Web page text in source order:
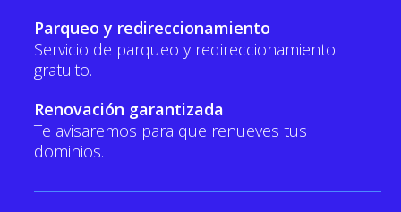
Parqueo y redireccionamiento
Servicio de parqueo y redireccionamiento
gratuito.
Renovación garantizada
Te avisaremos para que renueves tus
dominios.